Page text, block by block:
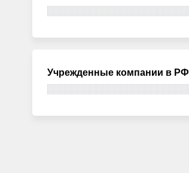
Учрежденные компании в РФ